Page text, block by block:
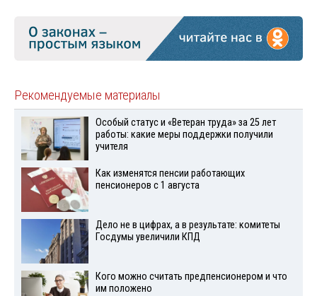
Рекомендуемые материалы
Особый статус и «Ветеран труда» за 25 лет
работы: какие меры поддержки получили
учителя
Как изменятся пенсии работающих
пенсионеров с 1 августа
Дело не в цифрах, а в результате: комитеты
Госдумы увеличили КПД
Кого можно считать предпенсионером и что
им положено